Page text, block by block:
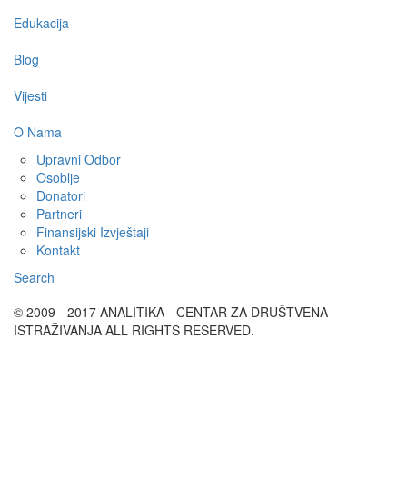
Edukacija
Blog
Vijesti
O Nama
Upravni Odbor
Osoblje
Donatori
Partneri
Finansijski Izvještaji
Kontakt
Search
© 2009 - 2017 ANALITIKA - CENTAR ZA DRUŠTVENA
ISTRAŽIVANJA ALL RIGHTS RESERVED.